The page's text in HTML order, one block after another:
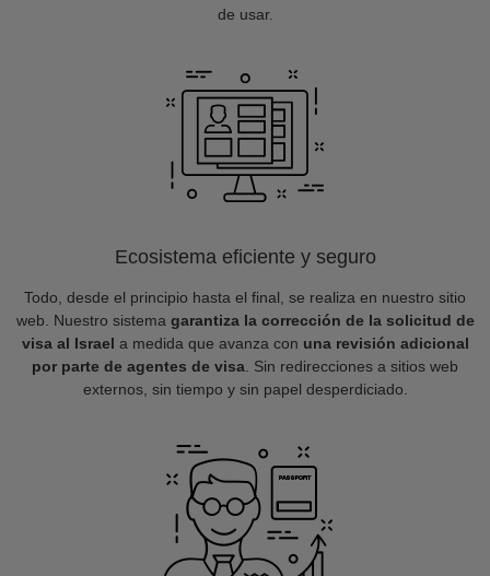
de usar.
Ecosistema eficiente y seguro
Todo, desde el principio hasta el final, se realiza en nuestro sitio
web. Nuestro sistema garantiza la corrección de la solicitud de
visa al Israel a medida que avanza con una revisión adicional
por parte de agentes de visa . Sin redirecciones a sitios web
externos, sin tiempo y sin papel desperdiciado.